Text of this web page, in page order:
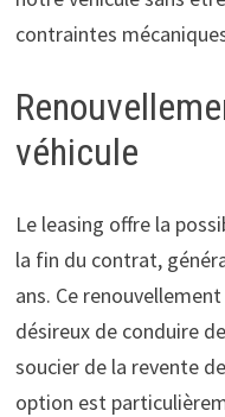
contraintes
véhicule
Le leasing offre la
la fin du contrat,
ans. Ce
désireux de conduire
soucier de la revente
option est